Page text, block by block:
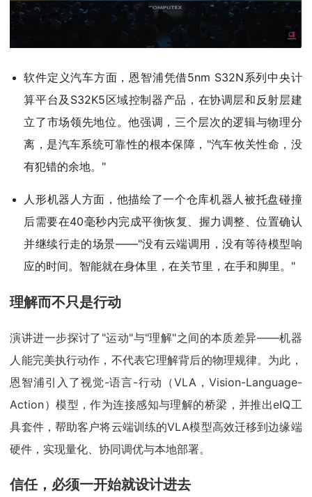
软件定义汽车方面，恩智浦凭借5nm S32N系列中央计
算平台及S32K5区域控制器产品，在协调层和反射层建
立了市场领先地位。他强调，三个层次的逻辑与物理分
离，是汽车系统可靠性的根本保障，"汽车攸关性命，没
有犯错的余地。"
人形机器人方面，他描绘了一个仓库机器人被托盘碰撞
后需要在40毫秒内完成平衡恢复、握力调整、位置确认
并继续行走的场景——"没有云端调用，没有等待模型响
应的时间。智能就在身体里，在关节里，在手和脚里。"
理解而不只是行动
演讲进一步探讨了"运动"与"理解"之间的本质差异——机器
人能完美执行动作，不代表它理解背后的物理规律。为此，
恩智浦引入了视觉-语言-行动（VLA，Vision-Language-
Action）模型，作为连接感知与理解的桥梁，并推出eIQ工
具套件，帮助客户将云端训练的VLA模型高效迁移到边缘端
硬件，实现量化、协同调优与本地部署。
信任，必须一开始就设计进去